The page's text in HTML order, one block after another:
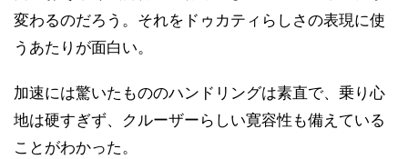
変わるのだろう。それをドゥカティらしさの表現に使
うあたりが面白い。
加速には驚いたもののハンドリングは素直で、乗り心
地は硬すぎず、クルーザーらしい寛容性も備えている
ことがわかった。